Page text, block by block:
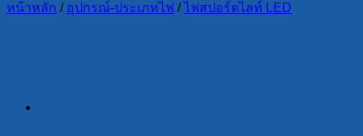
หน้าหลัก / อุปกรณ์-ประเภทไฟ / ไฟสปอร์ตไลท์ LED